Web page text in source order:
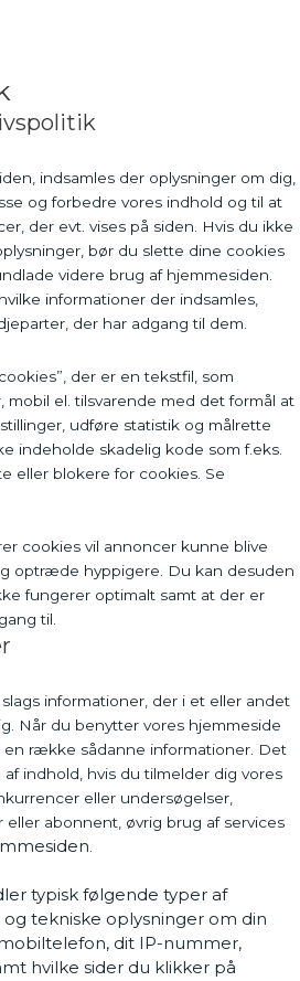
indsamles der oplysninger om dig,
og forbedre vores indhold og til at
der evt. vises på siden. Hvis du ikke
bør du slette dine cookies
videre brug af hjemmesiden.
informationer der indsamles,
der har adgang til dem.
der er en tekstfil, som
mobil el. tilsvarende med det formål at
udføre statistik og målrette
indeholde skadelig kode som f.eks.
eller blokere for cookies. Se
cookies vil annoncer kunne blive
optræde hyppigere. Du kan desuden
fungerer optimalt samt at der er
til.
informationer, der i et eller andet
Når du benytter vores hjemmeside
en række sådanne informationer. Det
af indhold, hvis du tilmelder dig vores
eller undersøgelser,
abonnent, øvrig brug af services
typisk følgende typer af
tekniske oplysninger om din
dit IP-nummer,
hvilke sider du klikker på